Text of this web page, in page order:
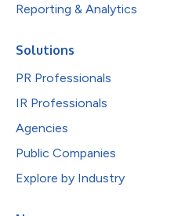
Reporting & Analytics
Solutions
PR Professionals
IR Professionals
Agencies
Public Companies
Explore by Industry